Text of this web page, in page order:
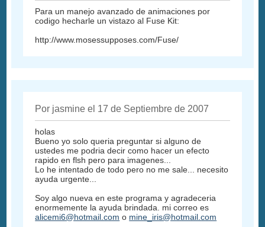
Para un manejo avanzado de animaciones por
codigo hecharle un vistazo al Fuse Kit:
http://www.mosessupposes.com/Fuse/
Por jasmine el 17 de Septiembre de 2007
holas
Bueno yo solo queria preguntar si alguno de
ustedes me podria decir como hacer un efecto
rapido en flsh pero para imagenes...
Lo he intentado de todo pero no me sale... necesito
ayuda urgente...
Soy algo nueva en este programa y agradeceria
enormemente la ayuda brindada. mi correo es
alicemi6@hotmail.com o mine_iris@hotmail.com